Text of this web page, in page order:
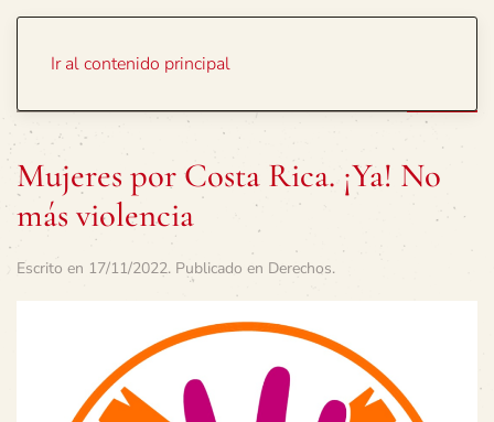
Ir al contenido principal
Mujeres por Costa Rica. ¡Ya! No
más violencia
Escrito en 17/11/2022. Publicado en Derechos.